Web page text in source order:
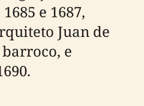
e 1687,
Juan de
e